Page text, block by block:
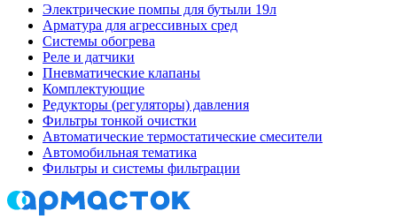
Электрические помпы для бутыли 19л
Арматура для агрессивных сред
Системы обогрева
Реле и датчики
Пневматические клапаны
Комплектующие
Редукторы (регуляторы) давления
Фильтры тонкой очистки
Автоматические термостатические смесители
Автомобильная тематика
Фильтры и системы фильтрации